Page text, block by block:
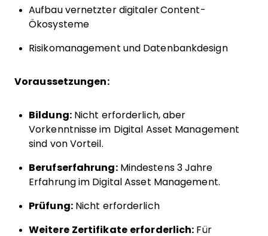
Aufbau vernetzter digitaler Content-
Ökosysteme
Risikomanagement und Datenbankdesign
Voraussetzungen:
Bildung:Nicht erforderlich, aber
Vorkenntnisse im Digital Asset Management
sind von Vorteil.
Berufserfahrung:Mindestens 3 Jahre
Erfahrung im Digital Asset Management.
Prüfung:Nicht erforderlich
Weitere Zertifikate erforderlich: Für